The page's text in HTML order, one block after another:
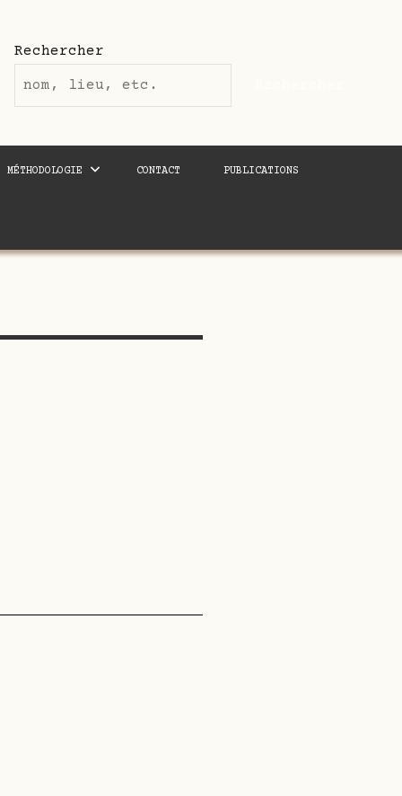
Rechercher
MÉTHODOLOGIE CONTACT PUBLICATIONS